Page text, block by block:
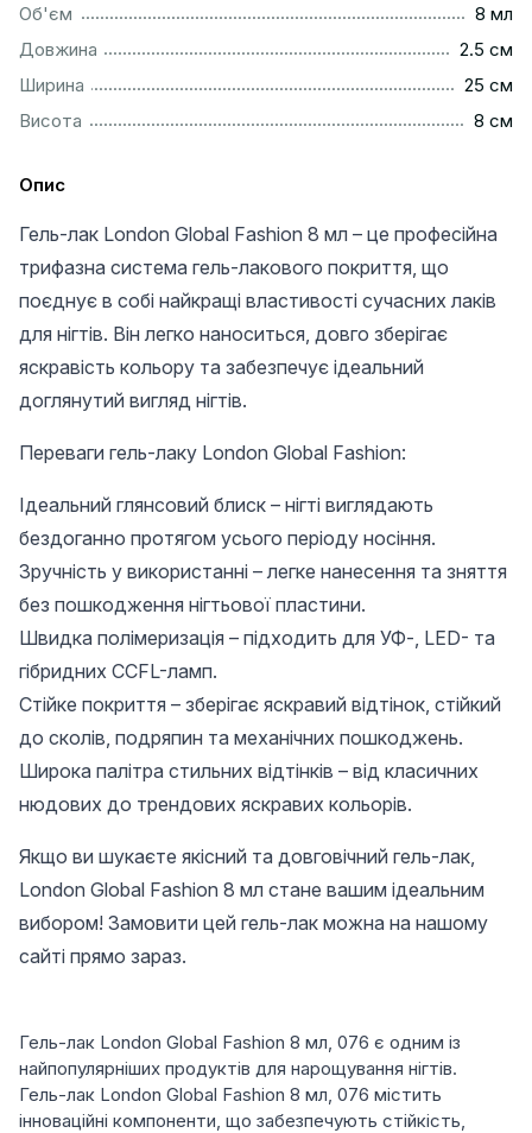
Об'єм
8 мл
Довжина
2.5 см
Ширина
25 см
Висота
8 см
Опис
Гель-лак London Global Fashion 8 мл – це професійна
трифазна система гель-лакового покриття, що
поєднує в собі найкращі властивості сучасних лаків
для нігтів. Він легко наноситься, довго зберігає
яскравість кольору та забезпечує ідеальний
доглянутий вигляд нігтів.
Переваги гель-лаку London Global Fashion:
Ідеальний глянсовий блиск – нігті виглядають
бездоганно протягом усього періоду носіння.
Зручність у використанні – легке нанесення та зняття
без пошкодження нігтьової пластини.
Швидка полімеризація – підходить для УФ-, LED- та
гібридних CCFL-ламп.
Стійке покриття – зберігає яскравий відтінок, стійкий
до сколів, подряпин та механічних пошкоджень.
Широка палітра стильних відтінків – від класичних
нюдових до трендових яскравих кольорів.
Якщо ви шукаєте якісний та довговічний гель-лак,
London Global Fashion 8 мл стане вашим ідеальним
вибором! Замовити цей гель-лак можна на нашому
сайті прямо зараз.
Гель-лак London Global Fashion 8 мл, 076 є одним із
найпопулярніших продуктів для нарощування нігтів.
Гель-лак London Global Fashion 8 мл, 076 містить
інноваційні компоненти, що забезпечують стійкість,